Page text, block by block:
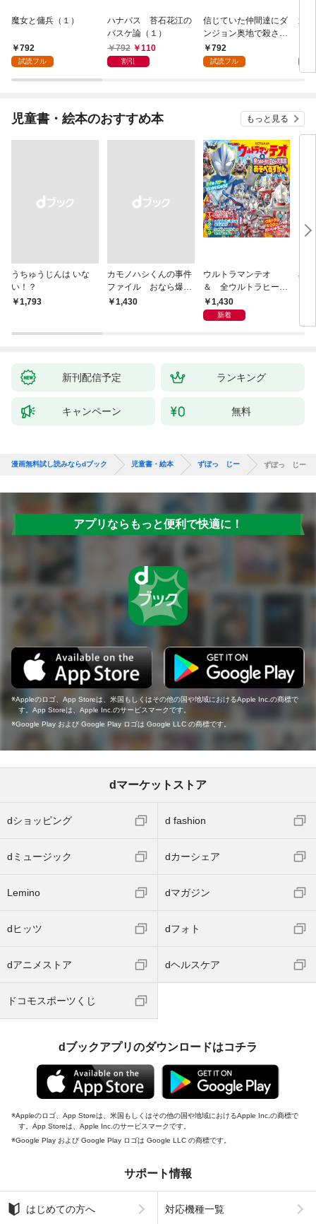
魔女と傭兵（１）
792
試読フル
ハナバス 苔石花江の
バスケ論（１）
792
110
割引
信じていた仲間達にダ
ンジョン奥地で殺され
かけたがギフト『無限
ガチャ』でレベル９９
『ざまぁ！』します！
792
試読フル
追
強
～
（
児童書・絵本のおすすめ本 もっと見る
うちゅうじんは いな
い！？
￥1,793
カモノハシくんの事件
ファイル おなら爆
弾！ 危機イッパツ編
￥1,430
ウルトラマンテオ
＆ 全ウルトラヒーロ
ー大集合 あそべるず
かん
1,430
新着
星
新刊配信予定 ランキング
キャンペーン 無料
漫画無料試し読みならdブック 児童書・絵本 ずぼっ じー ずぼっ じー
アプリならもっと便利で快適に！
Appleのロゴ、App Storeは、米国もしくはその他の国や地域におけるApple Inc.の商標で
す。App Storeは、Apple Inc.のサービスマークです。
Google Play および Google Play ロゴは Google LLC の商標です。
dマーケットストア
dショッピング d fashion
dミュージック dカーシェア
Lemino dマガジン
dヒッツ dフォト
dアニメストア dヘルスケア
ドコモスポーツくじ
dブックアプリのダウンロードはコチラ
Appleのロゴ、App Storeは、米国もしくはその他の国や地域におけるApple Inc.の商標で
す。App Storeは、Apple Inc.のサービスマークです。
Google Play および Google Play ロゴは Google LLC の商標です。
サポート情報
はじめての方へ 対応機種一覧